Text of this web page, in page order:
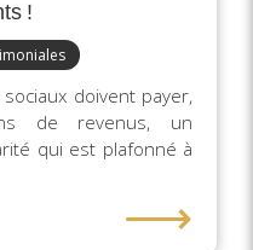
!
doivent payer,
de revenus, un
qui est plafonné à
⟶